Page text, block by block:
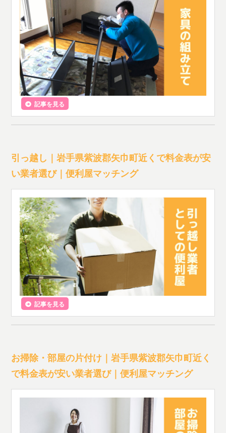
記事を見る
引っ越し｜岩手県紫波郡矢巾町近くで料金表が安
い業者選び｜便利屋マッチング
記事を見る
お掃除・部屋の片付け｜岩手県紫波郡矢巾町近く
で料金表が安い業者選び｜便利屋マッチング